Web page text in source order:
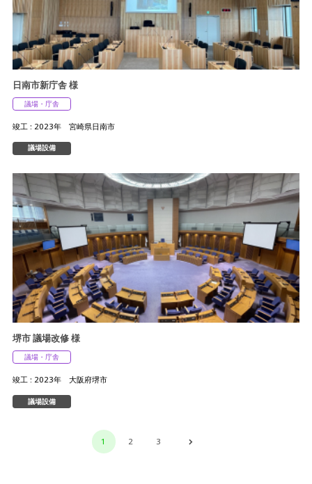
日南市新庁舎 様
議場・庁舎
竣工 : 2023年 宮崎県日南市
議場設備
堺市 議場改修 様
議場・庁舎
竣工 : 2023年 大阪府堺市
議場設備
1 2 3